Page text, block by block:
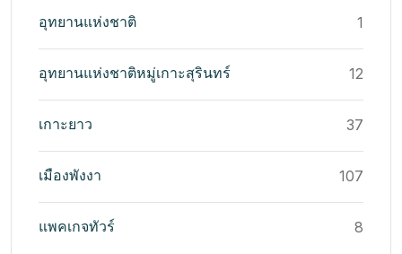
อุทยานแห่งชาติ 1
อุทยานแห่งชาติหมู่เกาะสุรินทร์ 12
เกาะยาว 37
เมืองพังงา 107
แพคเกจทัวร์ 8